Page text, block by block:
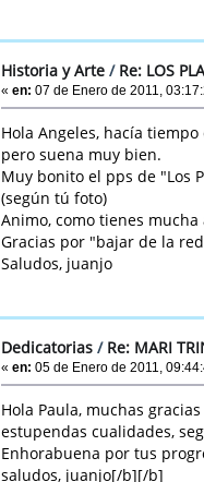
Historia y Arte /
«en: 07 de Enero de 2011,
Hola Angeles, hacía
pero suena muy bien.
Muy bonito el pps de "Los
(según tú foto)
Animo, como tienes
Gracias por "bajar de la
Saludos, juanjo
Dedicatorias / Re: MARI
«en: 05 de Enero de 2011,
Hola Paula, muchas
estupendas cualidades,
Enhorabuena por tus
saludos, juanjo[/b][/b]